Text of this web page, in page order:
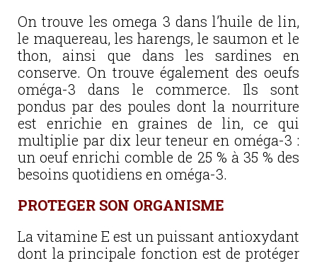
On trouve les omega 3 dans l’huile de lin,
le maquereau, les harengs, le saumon et le
thon, ainsi que dans les sardines en
conserve. On trouve également des oeufs
oméga-3 dans le commerce. Ils sont
pondus par des poules dont la nourriture
est enrichie en graines de lin, ce qui
multiplie par dix leur teneur en oméga-3 :
un oeuf enrichi comble de 25 % à 35 % des
besoins quotidiens en oméga-3.
PROTEGER SON ORGANISME
La vitamine E est un puissant antioxydant
dont la principale fonction est de protéger